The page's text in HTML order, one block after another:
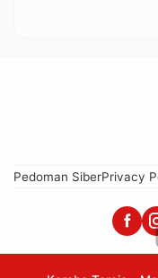
Pedoman SiberPrivacy